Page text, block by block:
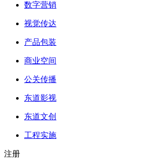
数字营销
视觉传达
产品包装
商业空间
公关传播
东道影视
东道文创
工程实施
注册